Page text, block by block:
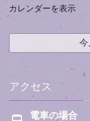
カレンダーを表示
今
アクセス
電車の場合